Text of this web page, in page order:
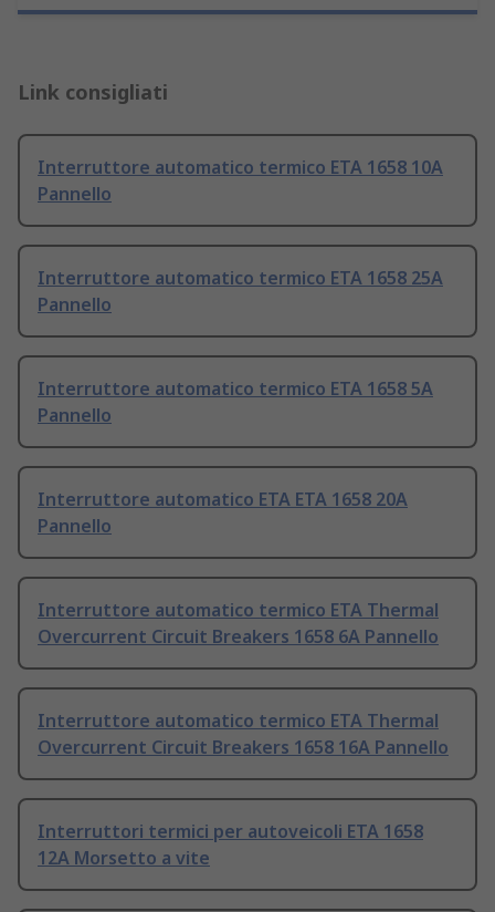
Link consigliati
Interruttore automatico termico ETA 1658 10A
Pannello
Interruttore automatico termico ETA 1658 25A
Pannello
Interruttore automatico termico ETA 1658 5A
Pannello
Interruttore automatico ETA ETA 1658 20A
Pannello
Interruttore automatico termico ETA Thermal
Overcurrent Circuit Breakers 1658 6A Pannello
Interruttore automatico termico ETA Thermal
Overcurrent Circuit Breakers 1658 16A Pannello
Interruttori termici per autoveicoli ETA 1658
12A Morsetto a vite